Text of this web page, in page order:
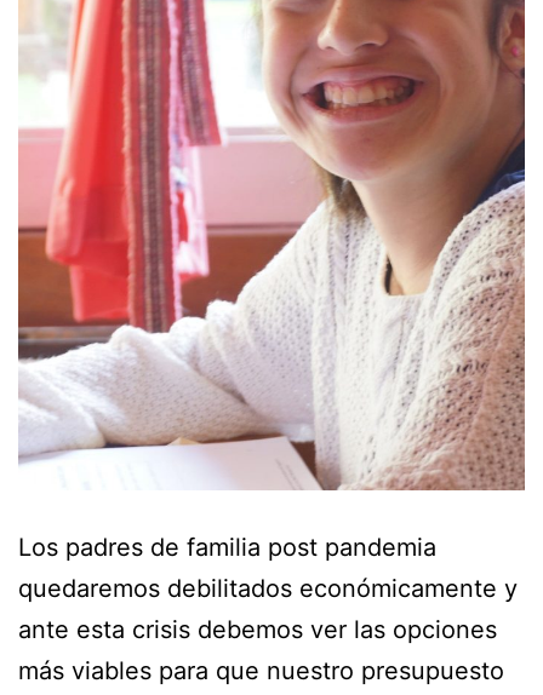
Los padres de familia post pandemia
quedaremos debilitados económicamente y
ante esta crisis debemos ver las opciones
más viables para que nuestro presupuesto